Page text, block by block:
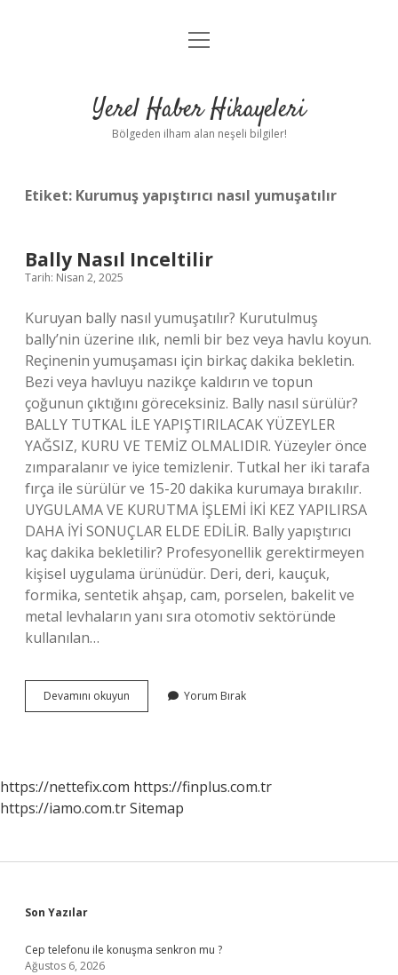
Anasayfa
Yasal Uyarı
menüyü
Yerel Haber Hikayeleri
Bölgeden ilham alan neşeli bilgiler!
Etiket: Kurumuş yapıştırıcı nasıl yumuşatılır
Bally Nasıl Inceltilir
Tarih: Nisan 2, 2025
Kuruyan bally nasıl yumuşatılır? Kurutulmuş
bally’nin üzerine ılık, nemli bir bez veya havlu koyun.
Reçinenin yumuşaması için birkaç dakika bekletin.
Bezi veya havluyu nazikçe kaldırın ve topun
çoğunun çıktığını göreceksiniz. Bally nasıl sürülür?
BALLY TUTKAL İLE YAPIŞTIRILACAK YÜZEYLER
YAĞSIZ, KURU VE TEMİZ OLMALIDIR. Yüzeyler önce
zımparalanır ve iyice temizlenir. Tutkal her iki tarafa
fırça ile sürülür ve 15-20 dakika kurumaya bırakılır.
UYGULAMA VE KURUTMA İŞLEMİ İKİ KEZ YAPILIRSA
DAHA İYİ SONUÇLAR ELDE EDİLİR. Bally yapıştırıcı
kaç dakika bekletilir? Profesyonellik gerektirmeyen
kişisel uygulama ürünüdür. Deri, deri, kauçuk,
formika, sentetik ahşap, cam, porselen, bakelit ve
metal levhaların yanı sıra otomotiv sektöründe
kullanılan…
Devamını okuyun
Nasıl
Yorum Bırak
https://nettefix.com https://finplus.com.tr
https://iamo.com.trSitemap
Sidebar
Son Yazılar
Cep telefonu ile konuşma senkron mu ?
Ağustos 6, 2026